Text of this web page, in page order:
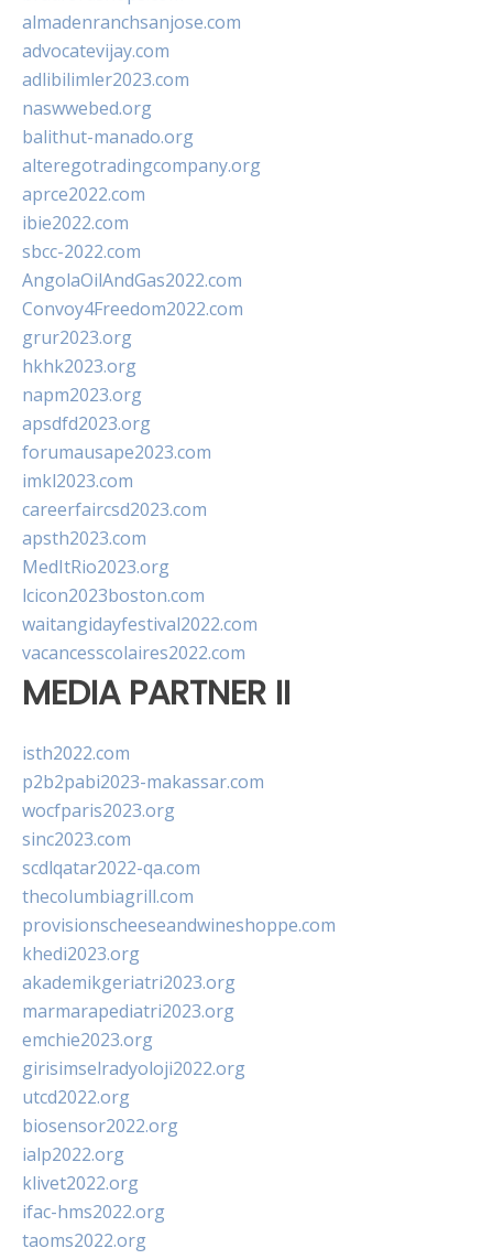
almadenranchsanjose.com
advocatevijay.com
adlibilimler2023.com
naswwebed.org
balithut-manado.org
alteregotradingcompany.org
aprce2022.com
ibie2022.com
sbcc-2022.com
AngolaOilAndGas2022.com
Convoy4Freedom2022.com
grur2023.org
hkhk2023.org
napm2023.org
apsdfd2023.org
forumausape2023.com
imkl2023.com
careerfaircsd2023.com
apsth2023.com
MedItRio2023.org
lcicon2023boston.com
waitangidayfestival2022.com
vacancesscolaires2022.com
MEDIA PARTNER II
isth2022.com
p2b2pabi2023-makassar.com
wocfparis2023.org
sinc2023.com
scdlqatar2022-qa.com
thecolumbiagrill.com
provisionscheeseandwineshoppe.com
khedi2023.org
akademikgeriatri2023.org
marmarapediatri2023.org
emchie2023.org
girisimselradyoloji2022.org
utcd2022.org
biosensor2022.org
ialp2022.org
klivet2022.org
ifac-hms2022.org
taoms2022.org